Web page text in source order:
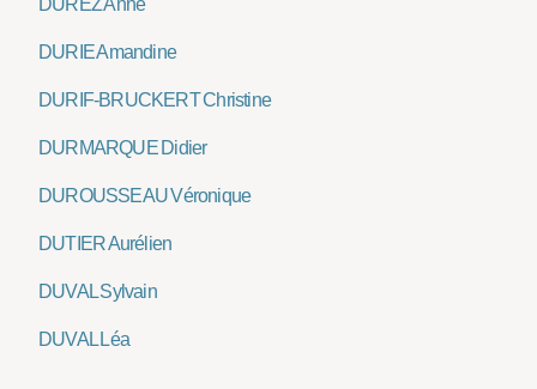
DUREZ Anne
DURIE Amandine
DURIF-BRUCKERT Christine
DURMARQUE Didier
DUROUSSEAU Véronique
DUTIER Aurélien
DUVAL Sylvain
DUVAL Léa